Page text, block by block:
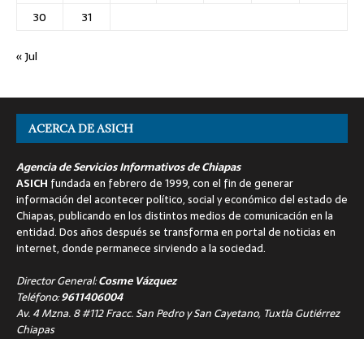
30
31
« Jul
ACERCA DE ASICH
Agencia de Servicios Informativos de Chiapas
ASICH fundada en febrero de 1999, con el fin de generar
información del acontecer político, social y económico del estado de
Chiapas, publicando en los distintos medios de comunicación en la
entidad. Dos años después se transforma en portal de noticias en
internet, donde permanece sirviendo a la sociedad.
Director General:Cosme Vázquez
Teléfono:9611406004
Av. 4 Mzna. 8 #112 Fracc. San Pedro y San Cayetano, Tuxtla Gutiérrez
Chiapas